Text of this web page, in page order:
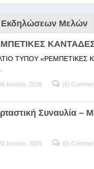
9ο
Διεύθυνσης
Μελών
ΤΥΠΟΥ «ΡΕΜΠΕΤΙΚΕΣ
Ιουλίου, 2026 (0)
Συναυλία –
Ιουνίου, 2026 (0)